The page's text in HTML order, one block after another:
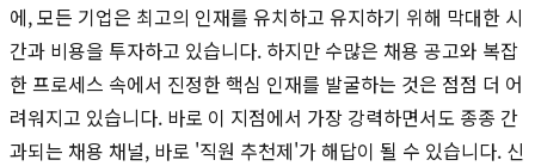
에, 모든 기업은 최고의 인재를 유치하고 유지하기 위해 막대한 시
간과 비용을 투자하고 있습니다. 하지만 수많은 채용 공고와 복잡
한 프로세스 속에서 진정한 핵심 인재를 발굴하는 것은 점점 더 어
려워지고 있습니다. 바로 이 지점에서 가장 강력하면서도 종종 간
과되는 채용 채널, 바로 '직원 추천제'가 해답이 될 수 있습니다. 신